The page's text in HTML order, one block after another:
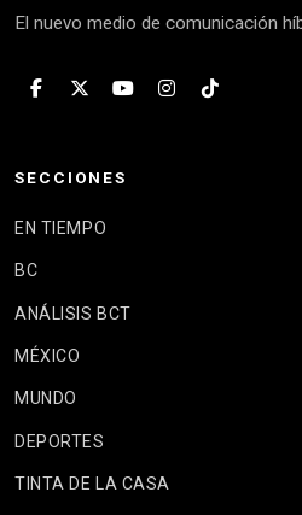
El nuevo medio de comunicación
SECCIONES
EN TIEMPO
BC
ANÁLISIS BCT
MÉXICO
MUNDO
DEPORTES
TINTA DE LA CASA